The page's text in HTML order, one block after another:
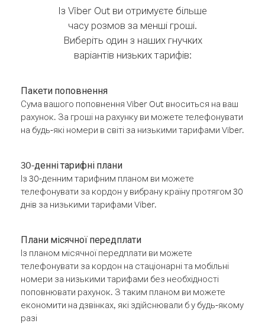
Із Viber Out ви отримуєте більше
часу розмов за менші гроші.
Виберіть один з наших гнучких
варіантів низьких тарифів:
Пакети поповнення
Сума вашого поповнення Viber Out вноситься на ваш
рахунок. За гроші на рахунку ви можете телефонувати
на будь-які номери в світі за низькими тарифами Viber.
30-денні тарифні плани
Із 30-денним тарифним планом ви можете
телефонувати за кордон у вибрану країну протягом 30
днів за низькими тарифами Viber.
Плани місячної передплати
Із планом місячної передплати ви можете
телефонувати за кордон на стаціонарні та мобільні
номери за низькими тарифами без необхідності
поповнювати рахунок. З таким планом ви можете
економити на дзвінках, які здійснювали б у будь-якому
разі